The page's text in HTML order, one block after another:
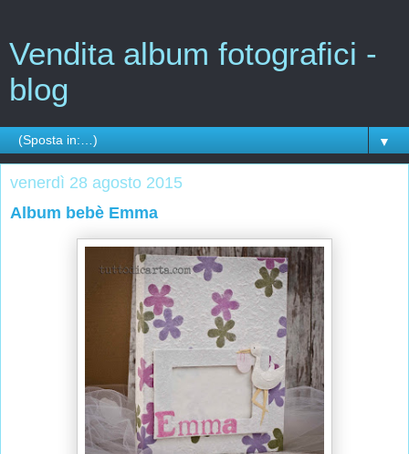
Vendita album fotografici -
blog
▼
venerdì 28 agosto 2015
Album bebè Emma